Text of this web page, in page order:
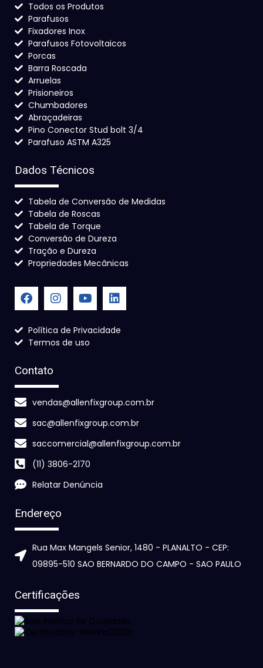
Todos os Produtos
Parafusos
Fixadores Inox
Parafusos Fotovoltaicos
Porcas
Barra Roscada
Arruelas
Prisioneiros
Chumbadores
Abraçadeiras
Pino Conector Stud bolt 3/4
Parafuso ASTM A325
Dados Técnicos
Tabela de Conversão de Medidas
Tabela de Roscas
Tabela de Torque
Conversão de Dureza
Tração e Dureza
Propriedades Mecânicas
Política de Privacidade
Termos de uso
Contato
vendas@allenfixgroup.com.br
sac@allenfixgroup.com.br
saccomercial@allenfixgroup.com.br
(11) 3806-2170
Relatar Denúncia
Endereço
Rua Max Mangels Senior, 1480 - PLANALTO - CEP:
09895-510 SAO BERNARDO DO CAMPO - SAO PAULO
Certificações